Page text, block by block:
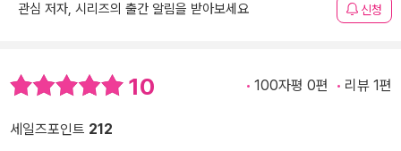
관심 저자, 시리즈의 출간 알림을 받아보세요 신청
10 100자평 0편 리뷰 1편
세일즈포인트 212